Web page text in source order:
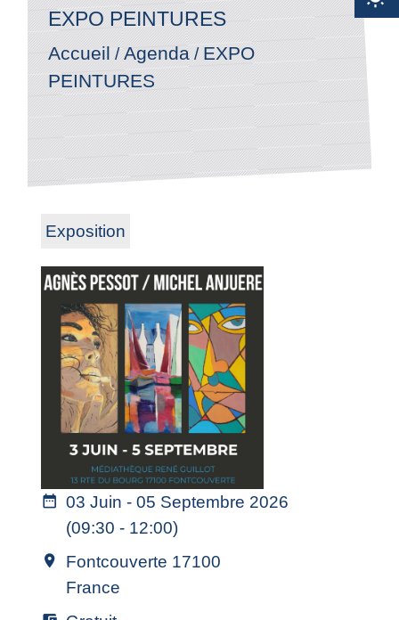
EXPO PEINTURES
Accueil /Agenda/EXPO
PEINTURES
Exposition
date_range 03 Juin - 05 Septembre 2026
(09:30 - 12:00)
room
Fontcouverte 17100
France